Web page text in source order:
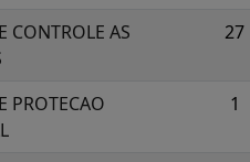
CONTROLE AS
27
PROTECAO
1